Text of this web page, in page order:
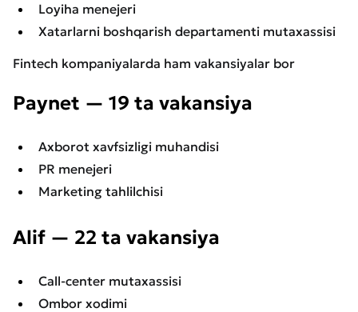
Loyiha menejeri
Xatarlarni boshqarish departamenti mutaxassisi
Fintech kompaniyalarda ham vakansiyalar bor
Paynet — 19 ta vakansiya
Axborot xavfsizligi muhandisi
PR menejeri
Marketing tahlilchisi
Alif — 22 ta vakansiya
Call-center mutaxassisi
Ombor xodimi